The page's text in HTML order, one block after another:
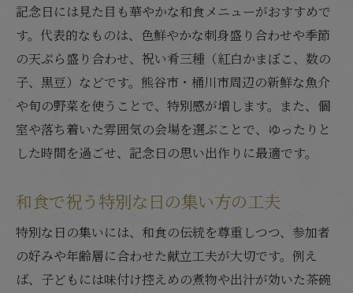
記念日には見た目も華やかな和食メニューがおすすめで
す。代表的なものは、色鮮やかな刺身盛り合わせや季節
の天ぷら盛り合わせ、祝い肴三種（紅白かまぼこ、数の
子、黒豆）などです。熊谷市・桶川市周辺の新鮮な魚介
や旬の野菜を使うことで、特別感が増します。また、個
室や落ち着いた雰囲気の会場を選ぶことで、ゆったりと
した時間を過ごせ、記念日の思い出作りに最適です。
和食で祝う特別な日の集い方の工夫
特別な日の集いには、和食の伝統を尊重しつつ、参加者
の好みや年齢層に合わせた献立工夫が大切です。例え
ば、子どもには味付け控えめの煮物や出汁が効いた茶碗